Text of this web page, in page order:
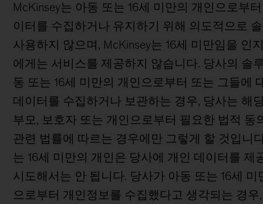
McKinsey는 아동 또는 16세 미만의 개인으로부
이터를 수집하거나 유지하기 위해 의도적으로
사용하지 않으며, McKinsey는 16세 미만임을 인
에게는 서비스를 제공하지 않습니다. 당사의 솔
동 또는 16세 미만의 개인으로부터 또는 그들에
데이터를 수집하거나 보관하는 경우, 당사는 해
부모, 보호자 또는 개인으로부터 필요한 법적 동
관련 법률에 따르는 경우에만 그렇게 할 것입니
는 16세 미만의 개인은 당사에 개인 데이터를 제
시도해서는 안 됩니다. 당사가 아동 또는 16세 미
으로부터 개인정보를 수집했다고 생각되는 경